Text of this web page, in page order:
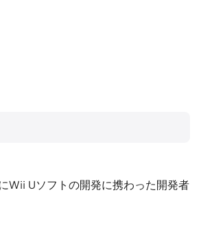
Wii Uソフトの開発に携わった開発者